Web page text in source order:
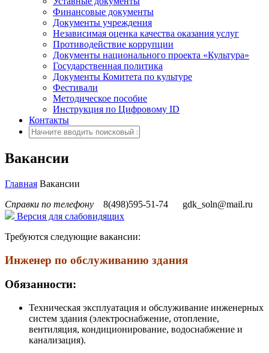
Финансовые документы
Документы учреждения
Независимая оценка качества оказания услуг
Противодействие коррупции
Документы национального проекта «Культура»
Государственная политика
Документы Комитета по культуре
Фестивали
Методическое пособие
Инструкция по Цифровому ID
Контакты
Вакансии
Главная Вакансии
Справки по телефону
8(498)595-51-74
gdk_soln@mail.ru
Версия для слабовидящих
Требуются следующие вакансии:
Инженер по обслуживанию здания
Обязанности:
Техническая эксплуатация и обслуживание инженерных
систем здания (электроснабжение, отопление,
вентиляция, кондиционирование, водоснабжение и
канализация).